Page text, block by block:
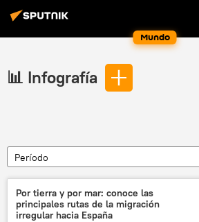
Mundo
📊 Infografía
Período
Por tierra y por mar: conoce las
principales rutas de la migración
irregular hacia España